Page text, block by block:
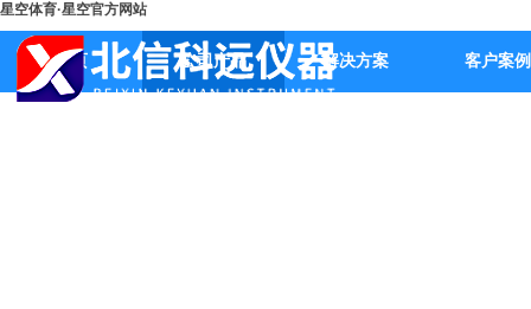
星空体育·星空官方网站
首页 公司产品 解决方案 客户案例